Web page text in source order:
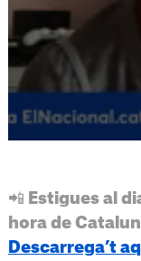
📲 Estigues al
hora de
Descarrega’t